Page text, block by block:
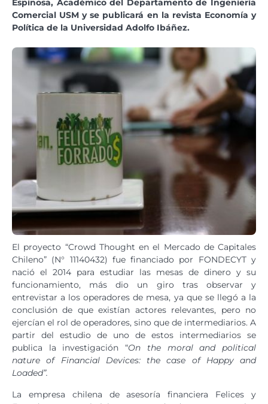
Comercial USM y se publicará en la revista Economía y
Política de la Universidad Adolfo Ibáñez.
El proyecto “Crowd Thought en el Mercado de Capitales
Chileno” (N° 11140432) fue financiado por FONDECYT y
nació el 2014 para estudiar las mesas de dinero y su
funcionamiento, más dio un giro tras observar y
entrevistar a los operadores de mesa, ya que se llegó a la
conclusión de que existían actores relevantes, pero no
ejercían el rol de operadores, sino que de intermediarios. A
partir del estudio de uno de estos intermediarios se
publica la investigación “On the moral and political
nature of Financial Devices: the case of Happy and
Loaded”.
La empresa chilena de asesoría financiera Felices y